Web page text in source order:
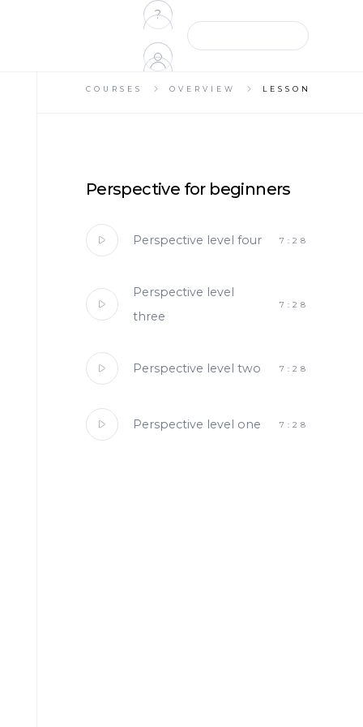
?
Perspective for beginners
Perspective level four 7:28
Perspective level
three
7:28
Perspective level two 7:28
Perspective level one 7:28
COURSES OVERVIEW LESSON